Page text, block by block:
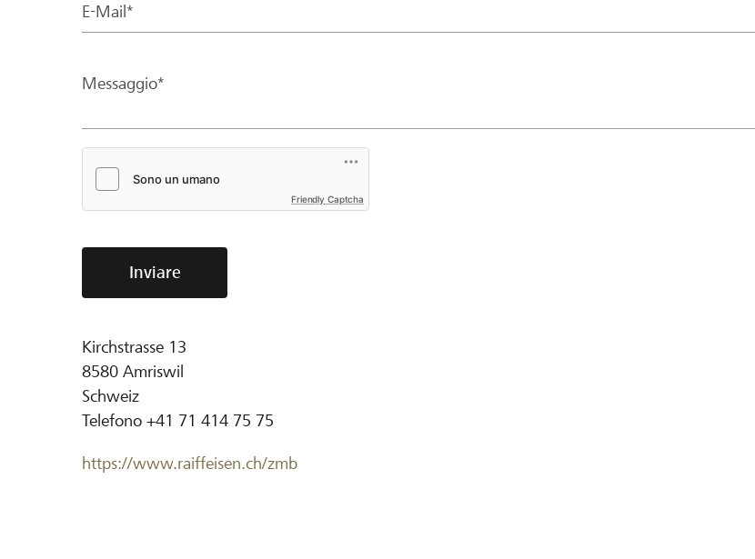
E-Mail*
Messaggio*
Friendly Captcha
Inviare
Kirchstrasse 13
8580 Amriswil
Schweiz
Telefono +41 71 414 75 75
https://www.raiffeisen.ch/zmb